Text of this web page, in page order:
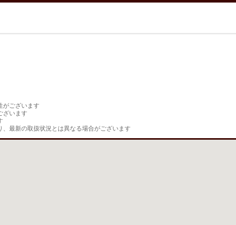
がございます
ざいます
最新の取扱状況とは異なる場合がございます